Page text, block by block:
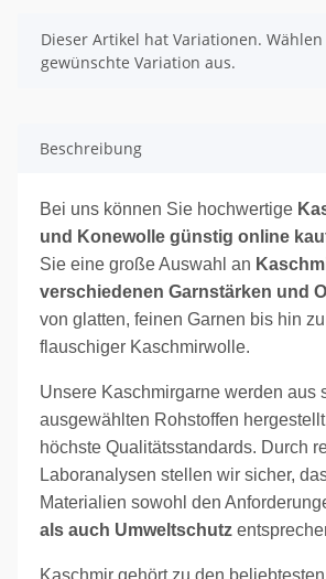
x
Dieser Artikel hat Variationen.
gewünschte Variation aus.
Beschreibung
Bei uns können Sie hochwertige
und Konewolle günstig online
Sie eine große Auswahl an
verschiedenen Garnstärken und
von glatten, feinen Garnen bis hin
flauschiger Kaschmirwolle.
Unsere Kaschmirgarne werden aus
ausgewählten Rohstoffen
höchste Qualitätsstandards. Durch
Laboranalysen stellen wir sicher,
Materialien sowohl den
als auch Umweltschutz
Kaschmir gehört zu den